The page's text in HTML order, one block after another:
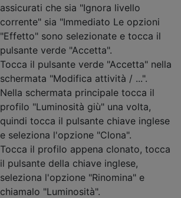
assicurati che sia "Ignora livello
corrente" sia "Immediato Le opzioni
"Effetto" sono selezionate e tocca il
pulsante verde "Accetta".
Tocca il pulsante verde "Accetta" nella
schermata "Modifica attività / ...".
Nella schermata principale tocca il
profilo "Luminosità giù" una volta,
quindi tocca il pulsante chiave inglese
e seleziona l'opzione "Clona".
Tocca il profilo appena clonato, tocca
il pulsante della chiave inglese,
seleziona l'opzione "Rinomina" e
chiamalo "Luminosità".